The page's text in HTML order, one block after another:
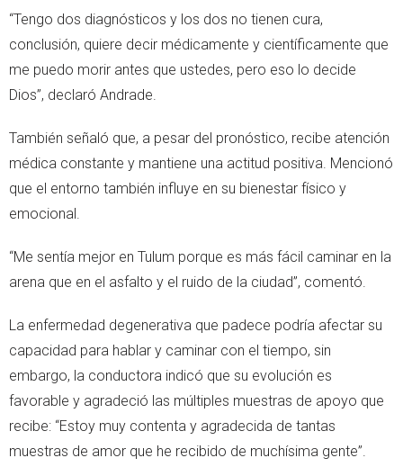
“Tengo dos diagnósticos y los dos no tienen cura,
conclusión, quiere decir médicamente y científicamente que
me puedo morir antes que ustedes, pero eso lo decide
Dios”, declaró Andrade.
También señaló que, a pesar del pronóstico, recibe atención
médica constante y mantiene una actitud positiva. Mencionó
que el entorno también influye en su bienestar físico y
emocional.
“Me sentía mejor en Tulum porque es más fácil caminar en la
arena que en el asfalto y el ruido de la ciudad”, comentó.
La enfermedad degenerativa que padece podría afectar su
capacidad para hablar y caminar con el tiempo, sin
embargo, la conductora indicó que su evolución es
favorable y agradeció las múltiples muestras de apoyo que
recibe: “Estoy muy contenta y agradecida de tantas
muestras de amor que he recibido de muchísima gente”.